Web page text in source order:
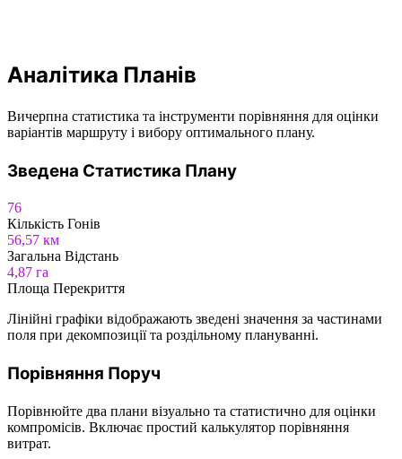
Аналітика Планів
Вичерпна статистика та інструменти порівняння для оцінки
варіантів маршруту і вибору оптимального плану.
Зведена Статистика Плану
76
Кількість Гонів
56,57 км
Загальна Відстань
4,87 га
Площа Перекриття
Лінійні графіки відображають зведені значення за частинами
поля при декомпозиції та роздільному плануванні.
Порівняння Поруч
Порівнюйте два плани візуально та статистично для оцінки
компромісів. Включає простий калькулятор порівняння
витрат.